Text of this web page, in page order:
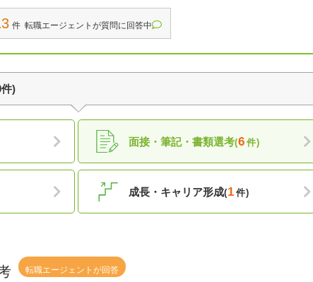
件 転職エージェントが質問に回答中
)
面接・筆記・書類選考(6 件)
成長・キャリア形成(1 件)
転職エージェントが回答